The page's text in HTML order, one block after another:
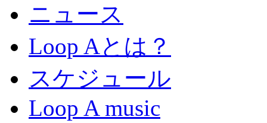
ニュース
Loop Aとは？
スケジュール
Loop A music